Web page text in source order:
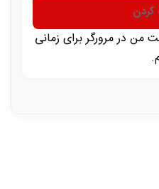
من در مرورگر برای زمانی